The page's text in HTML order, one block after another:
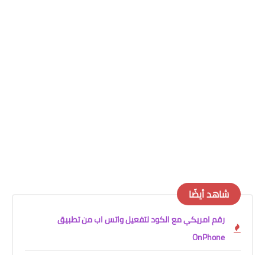
شاهد أيضًا
رقم امريكي مع الكود لتفعيل واتس اب من تطبيق
OnPhone